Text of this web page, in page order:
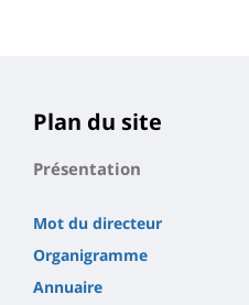
Plan du site
Présentation
Mot du directeur
Organigramme
Annuaire